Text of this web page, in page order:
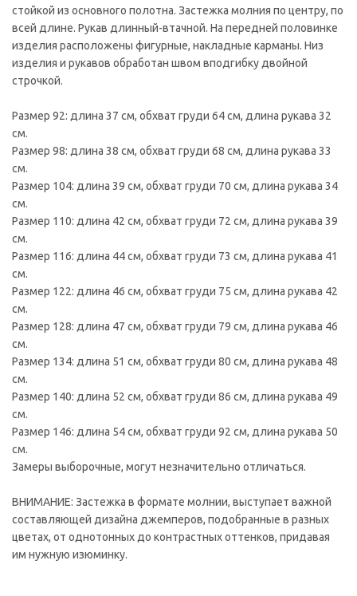
стойкой из основного полотна. Застежка молния по центру, по
всей длине. Рукав длинный-втачной. На передней половинке
изделия расположены фигурные, накладные карманы. Низ
изделия и рукавов обработан швом вподгибку двойной
строчкой.
Размер 92: длина 37 см, обхват груди 64 см, длина рукава 32
см.
Размер 98: длина 38 см, обхват груди 68 см, длина рукава 33
см.
Размер 104: длина 39 см, обхват груди 70 см, длина рукава 34
см.
Размер 110: длина 42 см, обхват груди 72 см, длина рукава 39
см.
Размер 116: длина 44 см, обхват груди 73 см, длина рукава 41
см.
Размер 122: длина 46 см, обхват груди 75 см, длина рукава 42
см.
Размер 128: длина 47 см, обхват груди 79 см, длина рукава 46
см.
Размер 134: длина 51 см, обхват груди 80 см, длина рукава 48
см.
Размер 140: длина 52 см, обхват груди 86 см, длина рукава 49
см.
Размер 146: длина 54 см, обхват груди 92 см, длина рукава 50
см.
Замеры выборочные, могут незначительно отличаться.
ВНИМАНИЕ: Застежка в формате молнии, выступает важной
составляющей дизайна джемперов, подобранные в разных
цветах, от однотонных до контрастных оттенков, придавая
им нужную изюминку.